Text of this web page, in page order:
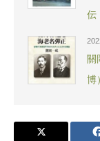
伝
關
博）